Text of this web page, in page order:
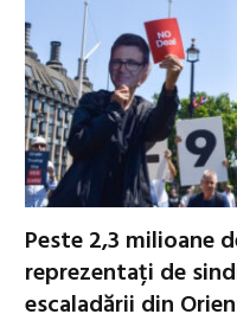
Peste 2,3 milioane
reprezentați de
escaladării din